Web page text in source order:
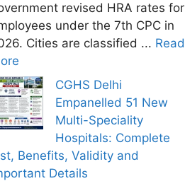
revised HRA rates for
under the 7th CPC in
Cities are classified ... Read
CGHS Delhi
Empanelled 51 New
Multi-Speciality
Hospitals: Complete
Benefits, Validity and
Details